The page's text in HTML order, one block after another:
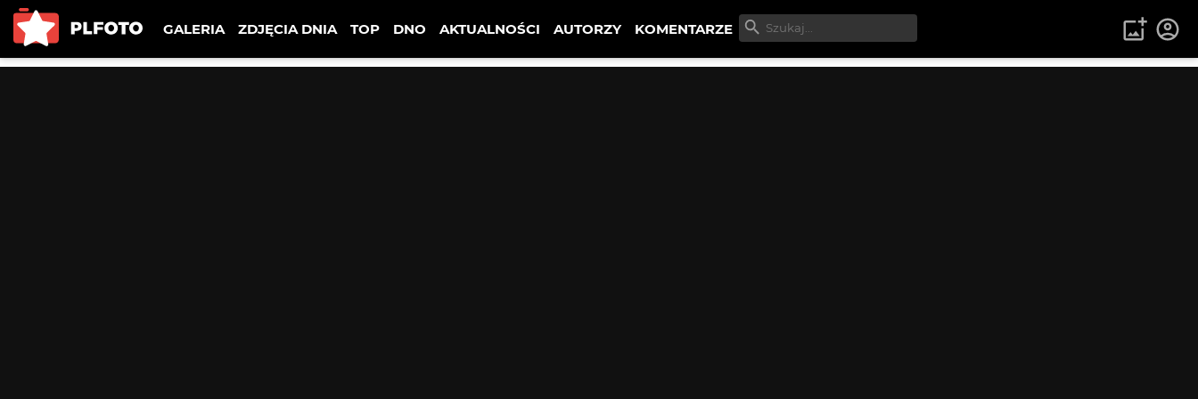
GALERIA ZDJĘCIA DNIA TOP DNO AKTUALNOŚCI AUTORZY KOMENTARZE